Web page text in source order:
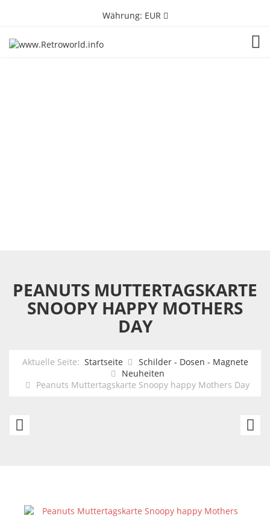
Währung: EUR
PEANUTS MUTTERTAGSKARTE
SNOOPY HAPPY MOTHERS
DAY
Aktuelle Seite: Startseite
Schilder - Dosen - Magnete
Neuheiten
Peanuts Muttertagskarte Snoopy happy Mothers Day